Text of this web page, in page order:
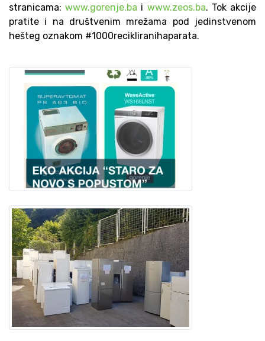
stranicama:www.gorenje.ba i www.zeos.ba. Tok akcije
pratite i na društvenim mrežama pod jedinstvenom
hešteg oznakom #1000recikliranihaparata.